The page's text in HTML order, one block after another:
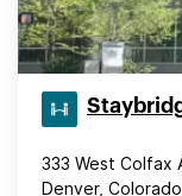
333 West Colfax
Denver,